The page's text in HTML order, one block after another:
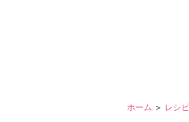
ホーム ＞ レシピ